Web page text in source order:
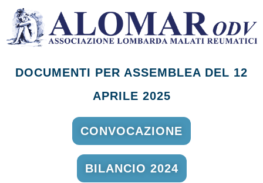
DOCUMENTI PER ASSEMBLEA DEL 12
APRILE 2025
CONVOCAZIONE
BILANCIO 2024